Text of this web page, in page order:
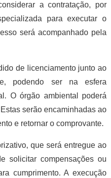
a contratação, por
para executar o
será acompanhado pela
de licenciamento junto ao
podendo ser na esfera
O órgão ambiental poderá
serão encaminhadas ao
e retornar o comprovante.
que será entregue ao
solicitar compensações ou
cumprimento. A execução